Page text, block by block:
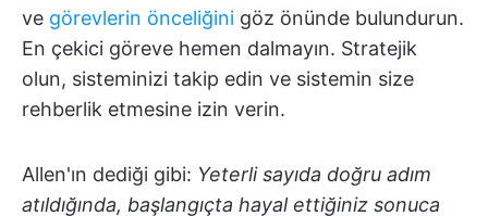
ve görevlerin önceliğini göz önünde bulundurun.
En çekici göreve hemen dalmayın. Stratejik
olun, sisteminizi takip edin ve sistemin size
rehberlik etmesine izin verin.
Allen'ın dediği gibi: Yeterli sayıda doğru adım
atıldığında, başlangıçta hayal ettiğiniz sonuca